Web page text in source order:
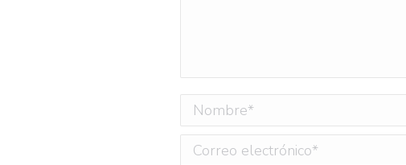
Nombre *
Correo electrónico *